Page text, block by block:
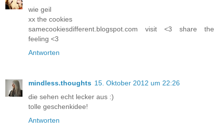
wie geil
xx the cookies
samecookiesdifferent.blogspot.com visit <3 share the
feeling <3
Antworten
mindless.thoughts 15. Oktober 2012 um 22:26
die sehen echt lecker aus :)
tolle geschenkidee!
Antworten